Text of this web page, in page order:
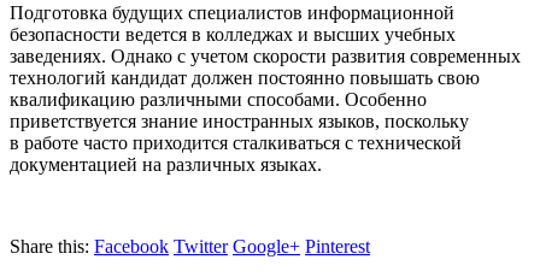
Подготовка будущих специалистов информационной
безопасности ведется в колледжах и высших учебных
заведениях. Однако с учетом скорости развития современных
технологий кандидат должен постоянно повышать свою
квалификацию различными способами. Особенно
приветствуется знание иностранных языков, поскольку
в работе часто приходится сталкиваться с технической
документацией на различных языках.
Share this: Facebook Twitter Google+ Pinterest